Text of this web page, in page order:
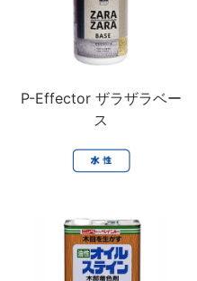
P-Effector ザラザラベー
ス